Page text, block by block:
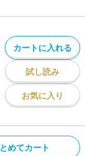
カートに入れる
試し読み
お気に入り
めてカート